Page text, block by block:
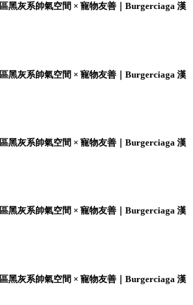
黑灰系帥氣空間 × 寵物友善｜Burgerciaga 漢
黑灰系帥氣空間 × 寵物友善｜Burgerciaga 漢
黑灰系帥氣空間 × 寵物友善｜Burgerciaga 漢
黑灰系帥氣空間 × 寵物友善｜Burgerciaga 漢
黑灰系帥氣空間 × 寵物友善｜Burgerciaga 漢